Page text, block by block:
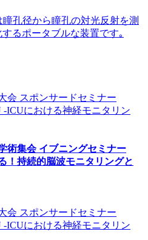
孔径から瞳孔の対光反射を測
るポータブルな装置です｡
術集会 イブニングセミナー
！持続的脳波モニタリングと